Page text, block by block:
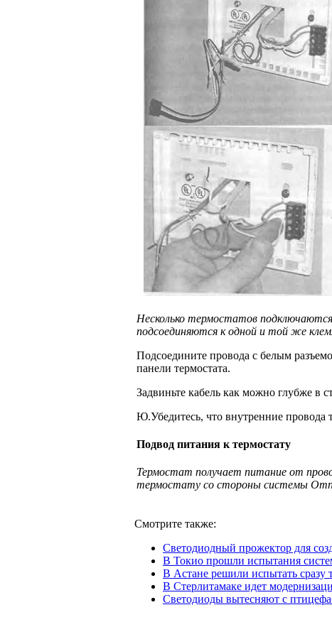
Несколько термостатов
подсоединяются к одной и той же
Подсоедините провода с белым
панели термостата.
Задвиньте кабель как можно глубже в
Ю.Убедитесь, что внутренние провода
Подвод питания к термостату
Термостат получает питание от
термостату со стороны системы
Смотрите также:
Светодиодный прожектор для
В Токио прошли испытания
В Астане решили испытать сразу
В Стерлитамаке идет
Светодиоды вытесняют c